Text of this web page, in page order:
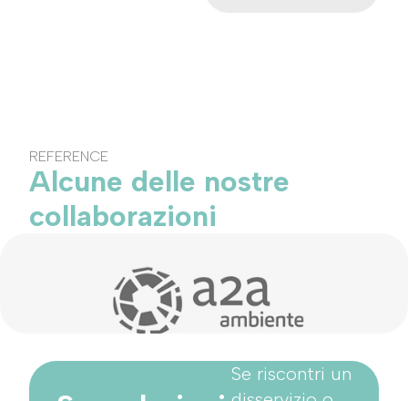
REFERENCE
Alcune delle nostre
collaborazioni
Se riscontri un